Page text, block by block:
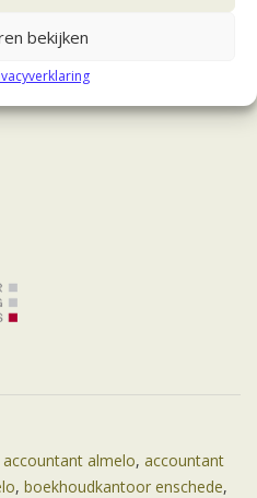
bekijken
accountant almelo, accountant
, boekhoudkantoor enschede,